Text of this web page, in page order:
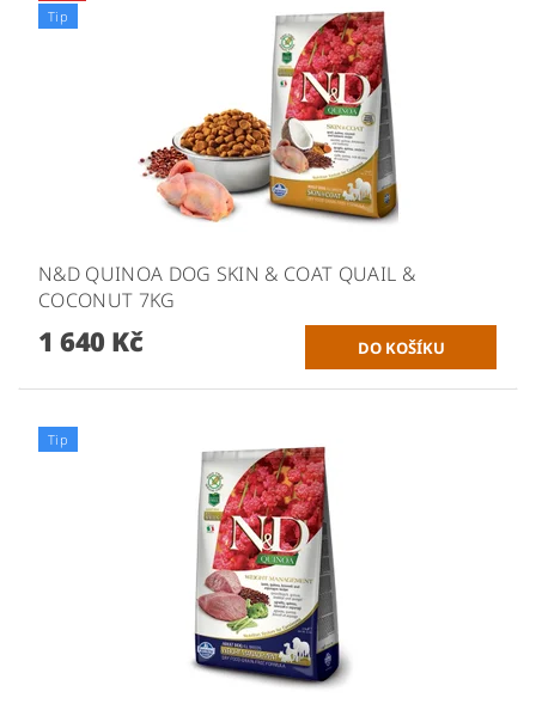
Tip
N&D QUINOA DOG SKIN & COAT QUAIL &
COCONUT 7KG
1 640 Kč
Tip